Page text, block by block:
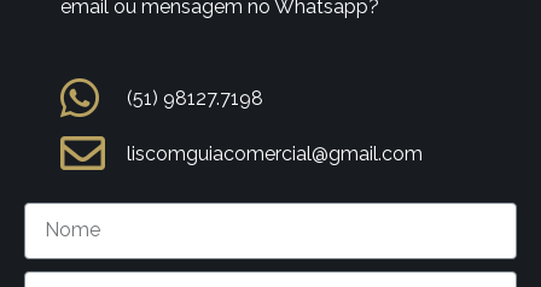
email ou mensagem no Whatsapp?
(51) 98127.7198
liscomguiacomercial@gmail.com